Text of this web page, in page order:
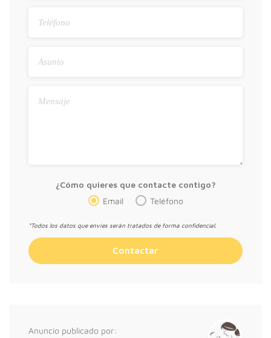
¿Cómo quieres que contacte contigo?
Email
Teléfono
*Todos los datos que envíes serán tratados de forma confidencial.
Anuncio publicado por: